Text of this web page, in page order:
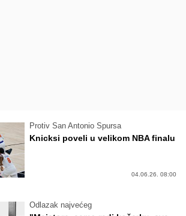
Protiv San Antonio Spursa
Knicksi poveli u velikom NBA finalu
04.06.26. 08:00
Odlazak najvećeg